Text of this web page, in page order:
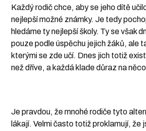
Každý rodič chce, aby se jeho dítě
nejlepší možné známky. Je tedy
hledáme ty nejlepší školy. Ty se však
pouze podle úspěchu jejich žáků, ale
kterými se zde učí. Dnes jich totiž
než dříve, a každá klade důraz na
Je pravdou, že mnohé rodiče tyto
lákají. Velmi často totiž proklamují, že